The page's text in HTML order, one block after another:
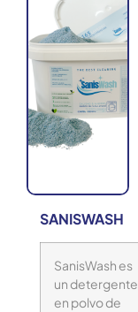
SANISWASH
SanisWash es
un detergente
en polvo de